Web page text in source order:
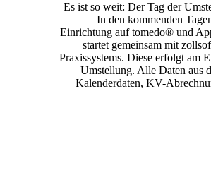
Es ist so weit: Der Tag der
In den kommenden
Einrichtung auf tomedo® und
startet gemeinsam mit
Praxissystems. Diese erfolgt am
Umstellung. Alle Daten aus
Kalenderdaten, KV-